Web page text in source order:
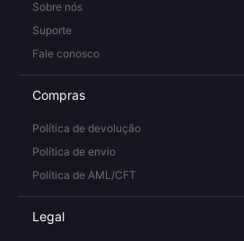
Sobre nós
Suporte
Fale conosco
Compras
Política de devolução
Política de envio
Política de AML/CFT
Legal